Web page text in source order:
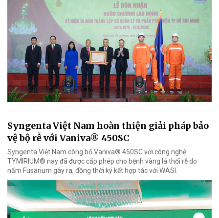
Syngenta Việt Nam hoàn thiện giải pháp bảo
vệ bộ rễ với Vaniva® 450SC
Syngenta Việt Nam công bố Vaniva® 450SC với công nghệ
TYMIRIUM® nay đã được cấp phép cho bệnh vàng lá thối rễ do
nấm Fusarium gây ra, đồng thời ký kết hợp tác với WASI.